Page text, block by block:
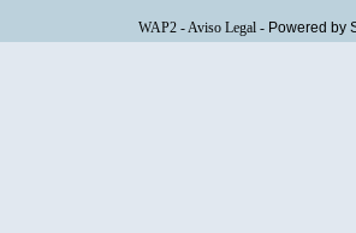
WAP2-Aviso Legal- Powered by